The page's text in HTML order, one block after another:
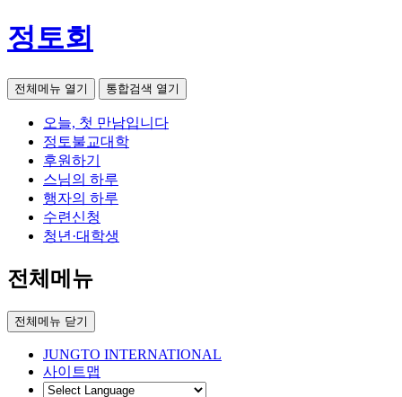
정토회
전체메뉴 열기 통합검색 열기
오늘, 첫 만남입니다
정토불교대학
후원하기
스님의 하루
행자의 하루
수련신청
청년·대학생
전체메뉴
전체메뉴 닫기
JUNGTO INTERNATIONAL
사이트맵